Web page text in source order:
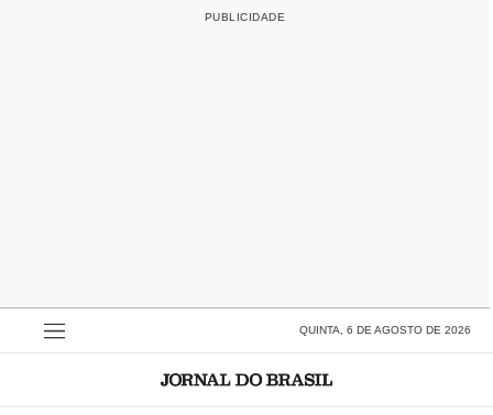
QUINTA, 6 DE AGOSTO DE 2026